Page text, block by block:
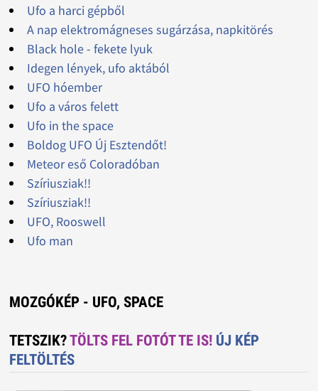
Ufo a harci gépből
A nap elektromágneses sugárzása, napkitörés
Black hole - fekete lyuk
Idegen lények, ufo aktából
UFO hóember
Ufo a város felett
Ufo in the space
Boldog UFO Új Esztendőt!
Meteor eső Coloradóban
Szíriusziak!!
Szíriusziak!!
UFO, Rooswell
Ufo man
MOZGÓKÉP - UFO, SPACE
TETSZIK?TÖLTS FEL FOTÓT TE IS! ÚJ KÉP
FELTÖLTÉS